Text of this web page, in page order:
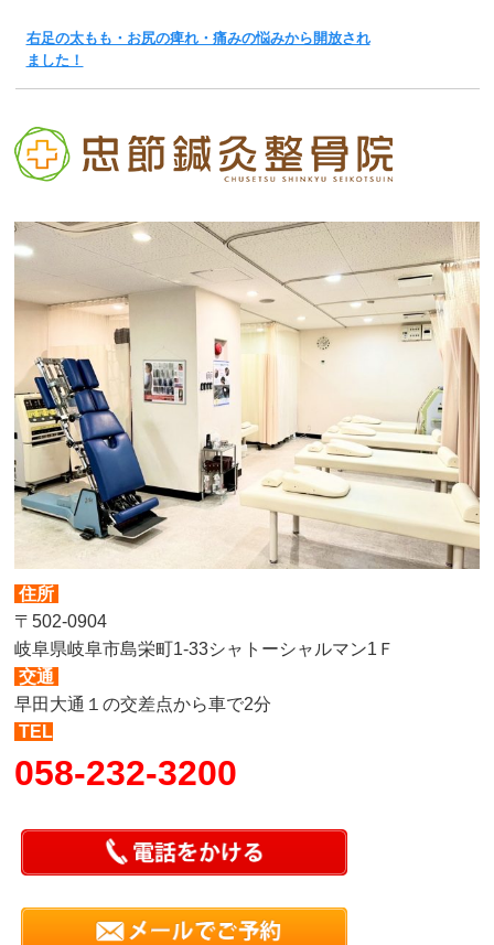
右足の太もも・お尻の痺れ・痛みの悩みから開放され
ました！
住所
〒502-0904
岐阜県岐阜市島栄町1-33シャトーシャルマン1Ｆ
交通
早田大通１の交差点から車で2分
TEL
058-232-3200